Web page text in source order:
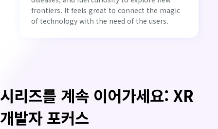
frontiers. It feels great to connect the magic
of technology with the need of the users.
시리즈를 계속 이어가세요: XR
개발자 포커스